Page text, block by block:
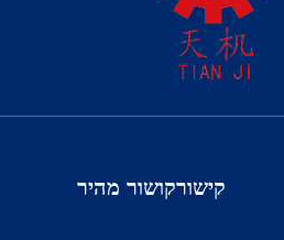
קישורקושור מהיר